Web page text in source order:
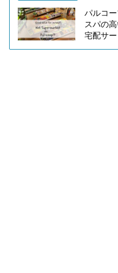
パルコ
スパの
宅配サ